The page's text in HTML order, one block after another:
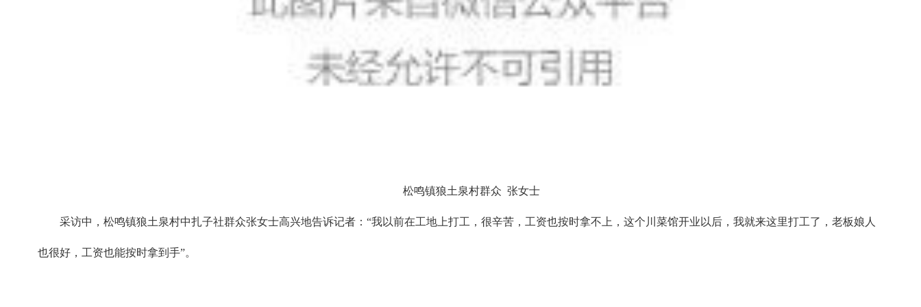
松鸣镇狼土泉村群众 张女士
采访中，松鸣镇狼土泉村中扎子社群众张女士高兴地告诉记者：“我以前在工地上打工，很辛苦，工资也按时拿不上，这个川菜馆开业以后，我就来这里打工了，老板娘人
也很好，工资也能按时拿到手”。